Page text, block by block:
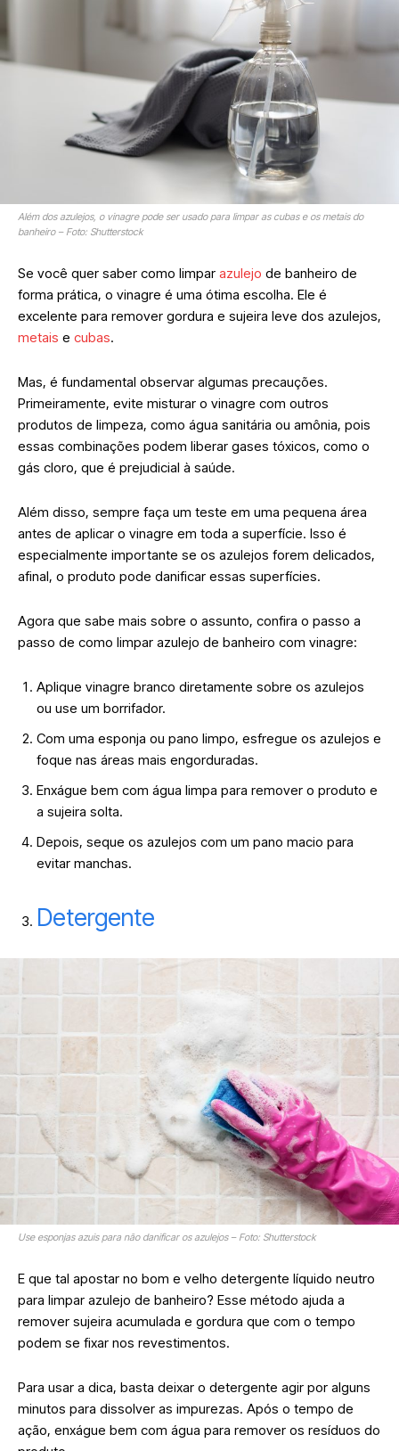
Além dos azulejos, o vinagre pode ser usado para limpar as cubas e os metais do
banheiro – Foto: Shutterstock
Se você quer saber como limpar azulejo de banheiro de
forma prática, o vinagre é uma ótima escolha. Ele é
excelente para remover gordura e sujeira leve dos azulejos,
metais e cubas.
Mas, é fundamental observar algumas precauções.
Primeiramente, evite misturar o vinagre com outros
produtos de limpeza, como água sanitária ou amônia, pois
essas combinações podem liberar gases tóxicos, como o
gás cloro, que é prejudicial à saúde.
Além disso, sempre faça um teste em uma pequena área
antes de aplicar o vinagre em toda a superfície. Isso é
especialmente importante se os azulejos forem delicados,
afinal, o produto pode danificar essas superfícies.
Agora que sabe mais sobre o assunto, confira o passo a
passo de como limpar azulejo de banheiro com vinagre:
Aplique vinagre branco diretamente sobre os azulejos
ou use um borrifador.
Com uma esponja ou pano limpo, esfregue os azulejos e
foque nas áreas mais engorduradas.
Enxágue bem com água limpa para remover o produto e
a sujeira solta.
Depois, seque os azulejos com um pano macio para
evitar manchas.
Detergente
Use esponjas azuis para não danificar os azulejos – Foto: Shutterstock
E que tal apostar no bom e velho detergente líquido neutro
para limpar azulejo de banheiro? Esse método ajuda a
remover sujeira acumulada e gordura que com o tempo
podem se fixar nos revestimentos.
Para usar a dica, basta deixar o detergente agir por alguns
minutos para dissolver as impurezas. Após o tempo de
ação, enxágue bem com água para remover os resíduos do